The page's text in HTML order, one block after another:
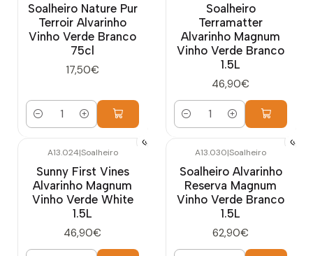
Soalheiro Nature Pur
Terroir Alvarinho
Vinho Verde Branco
75cl
17,50€
Cantidad
Soalheiro
Terramatter
Alvarinho Magnum
Vinho Verde Branco
1.5L
46,90€
Cantidad
A13.024|Soalheiro
Sunny First Vines
Alvarinho Magnum
Vinho Verde White
1.5L
46,90€
A13.030|Soalheiro
Soalheiro Alvarinho
Reserva Magnum
Vinho Verde Branco
1.5L
62,90€